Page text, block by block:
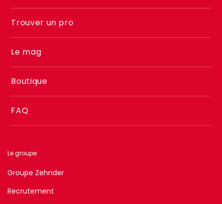
Trouver un pro
Le mag
Boutique
FAQ
Le groupe
Groupe Zehnder
Recrutement